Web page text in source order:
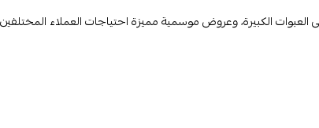
الكبيرة، وعروض موسمية مميزة احتياجات العملاء